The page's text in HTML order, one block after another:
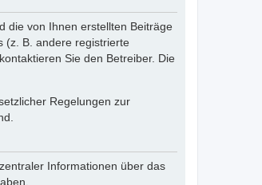
die von Ihnen erstellten Beiträge
(z. B. andere registrierte
Sie den Betreiber. Die
Regelungen zur
Informationen über das